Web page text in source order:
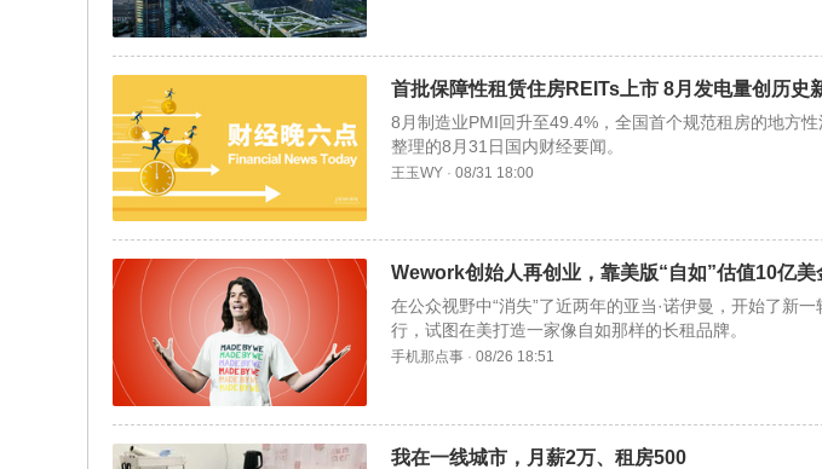
首批保障性租赁住房REITs上市 8月发电量创历史
8月制造业PMI回​​​升​​至​​​​​​​​​​​49​​​​​​​​​​​.4%，全国首个规范租房的地方
整理的8月31日国内财经要闻。
王玉WY · 08/31 18:00
Wework创始人再创业，靠美版“自如”估值10亿美
在公众视野中“消失”了近两年的亚当·诺伊曼，开始了新
行，试图在美打造一家像自如那样的长租品牌。
手机那点事 · 08/26 18:51
我在一线城市，月薪2万、租房500